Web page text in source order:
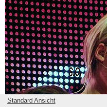
Standard Ansicht